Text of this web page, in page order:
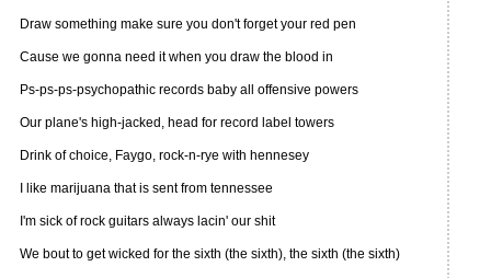
Draw something make sure you don't forget your red pen
Cause we gonna need it when you draw the blood in
Ps-ps-ps-psychopathic records baby all offensive powers
Our plane's high-jacked, head for record label towers
Drink of choice, Faygo, rock-n-rye with hennesey
I like marijuana that is sent from tennessee
I'm sick of rock guitars always lacin' our shit
We bout to get wicked for the sixth (the sixth), the sixth (the sixth)